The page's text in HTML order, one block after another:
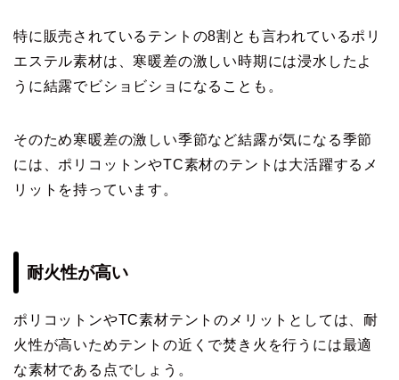
特に販売されているテントの8割とも言われているポリ
エステル素材は、寒暖差の激しい時期には浸水したよ
うに結露でビショビショになることも。
そのため寒暖差の激しい季節など結露が気になる季節
には、ポリコットンやTC素材のテントは大活躍するメ
リットを持っています。
耐火性が高い
ポリコットンやTC素材テントのメリットとしては、耐
火性が高いためテントの近くで焚き火を行うには最適
な素材である点でしょう。